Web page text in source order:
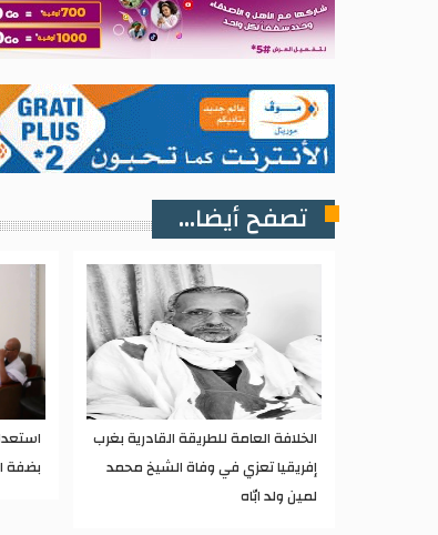
تصفح أيضا...
الخلافة العامة للطريقة القادرية بغرب
إفريقيا تعزي في وفاة الشيخ محمد
لمين ولد ابّاه
بضفة